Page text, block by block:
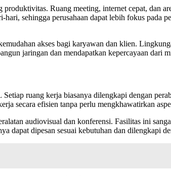
Ruang meeting, internet cepat, dan
sehingga perusahaan dapat lebih fokus pada
akses bagi karyawan dan klien.
jaringan dan mendapatkan kepercayaan dari
ruang kerja biasanya dilengkapi dengan
secara efisien tanpa perlu mengkhawatirkan
audiovisual dan konferensi. Fasilitas ini
dapat dipesan sesuai kebutuhan dan dilengkapi